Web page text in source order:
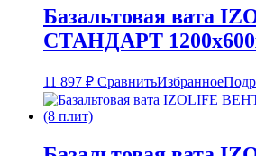
Базальтовая вата
СТАНДАРТ
11 897 ₽ СравнитьИзбранное